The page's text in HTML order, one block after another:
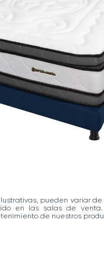
pueden variar de
en las salas de
de nuestros